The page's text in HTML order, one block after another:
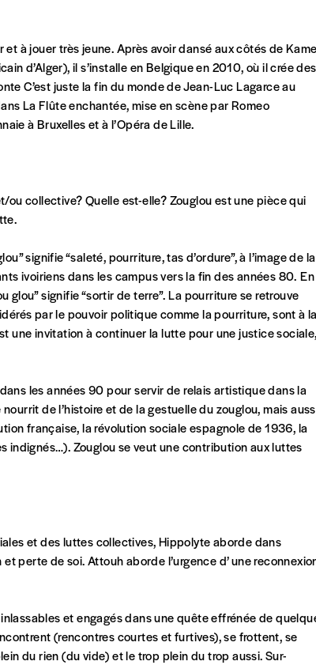
Les mots de passe
INSCRIPTION
*champs obligatoires
Par numéro
*Prix indicatif, frais de port inclus
et à jouer très jeune. Après avoir dansé aux côtés de
d’Alger), il s’installe en Belgique en 2010, où il crée des
C’est juste la fin du monde de Jean-Luc Lagarce au
La Flûte enchantée, mise en scène par Romeo
à Bruxelles et à l’Opéra de Lille.
collective? Quelle est-elle? Zouglou est une pièce qui
signifie “saleté, pourriture, tas d’ordure”, à l’image de la
ivoiriens dans les campus vers la fin des années 80. En
glou” signifie “sortir de terre”. La pourriture se retrouve
par le pouvoir politique comme la pourriture, sont à la
une invitation à continuer la lutte pour une justice sociale,
les années 90 pour servir de relais artistique dans la
de l’histoire et de la gestuelle du zouglou, mais
française, la révolution sociale espagnole de 1936, la
indignés…). Zouglou se veut une contribution aux luttes
et des luttes collectives, Hippolyte aborde dans
perte de soi. Attouh aborde l’urgence d’ une
et engagés dans une quête effrénée de
(rencontres courtes et furtives), se frottent, se
du rien (du vide) et le trop plein du trop aussi. Sur-